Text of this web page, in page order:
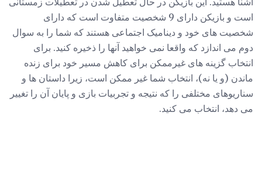
است و بازیکن دارای 9 شخصیت متفاوت است که دارای
شخصیت های خود و دینامیک اجتماعی هستند که شما را به سوال
دوم می اندازد که واقعا نمی خواهید آنها را ذخیره کنید. برای
انتخاب گزینه های غیرممکن برای کاهش مسیر خود برای زنده
ماندن (و یا نه)، انتخاب شما غیر ممکن است، زیرا داستان ها و
سناریوهای مختلفی را که نتیجه و تجربیات بازی و پایان آن را تغییر
می دهد، انتخاب می کنید.